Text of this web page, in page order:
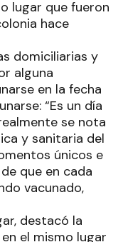
lugar que fueron
hace
domiciliarias y
alguna
en la fecha
“Es un día
se nota
y sanitaria del
únicos e
que en cada
vacunado,
destacó la
el mismo lugar